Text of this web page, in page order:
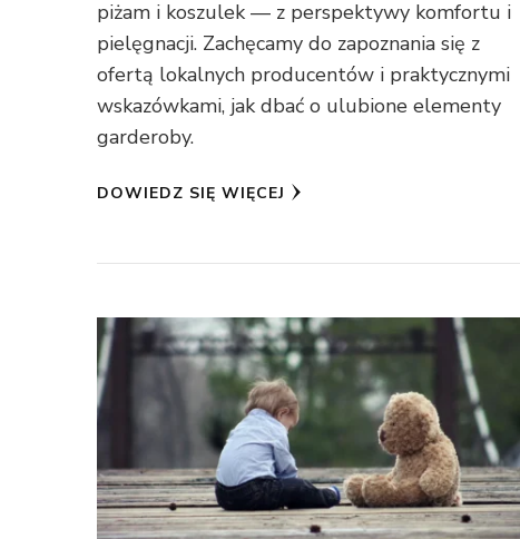
piżam i koszulek — z perspektywy komfortu i
pielęgnacji. Zachęcamy do zapoznania się z
ofertą lokalnych producentów i praktycznymi
wskazówkami, jak dbać o ulubione elementy
garderoby.
DOWIEDZ SIĘ WIĘCEJ